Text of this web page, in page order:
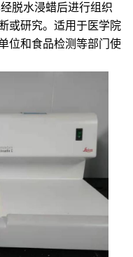
脱水浸蜡后进行组织
或研究。适用于医学院
位和食品检测等部门使